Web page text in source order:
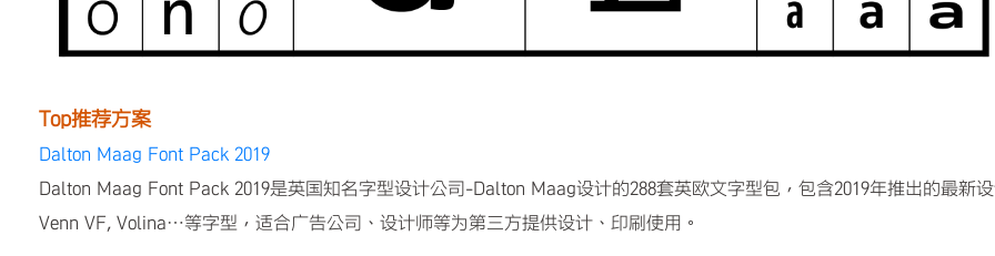
Top推荐方案
Dalton Maag Font Pack 2019
Dalton Maag Font Pack 2019是英国知名字型设计公司-Dalton Maag设计的288套英欧文字型包，包含2019年推出的最新
Venn VF, Volina…等字型，适合广告公司、设计师等为第三方提供设计、印刷使用。